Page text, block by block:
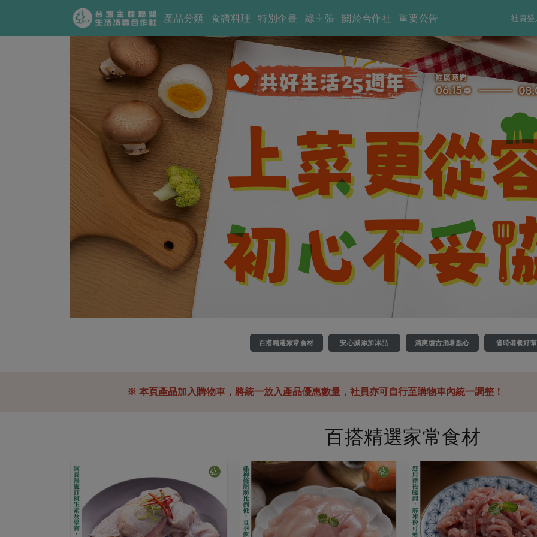
社員登
產品分類 食譜料理 特別企畫 綠主張 關於合作社 重要公告
百搭精選家常食材 安心減添加冰品 清爽復古消暑點心 省時備餐好
※ 本頁產品加入購物車，將統一放入產品優惠數量，社員亦可自行至購物車內統一調整！
百搭精選家常食材